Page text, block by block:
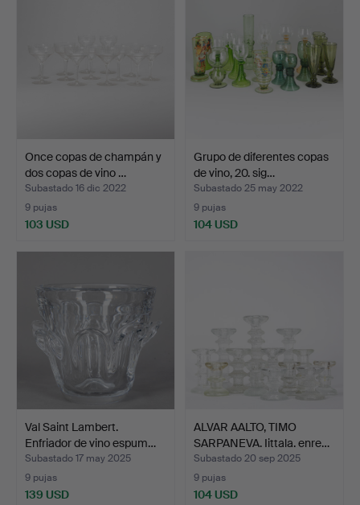
Once copas de champán y
dos copas de vino …
Subastado 16 dic 2022
9 pujas
103 USD
Grupo de diferentes copas
de vino, 20. sig…
Subastado 25 may 2022
9 pujas
104 USD
Val Saint Lambert.
Enfriador de vino espum…
Subastado 17 may 2025
9 pujas
139 USD
ALVAR AALTO, TIMO
SARPANEVA. Iittala. enre…
Subastado 20 sep 2025
9 pujas
104 USD